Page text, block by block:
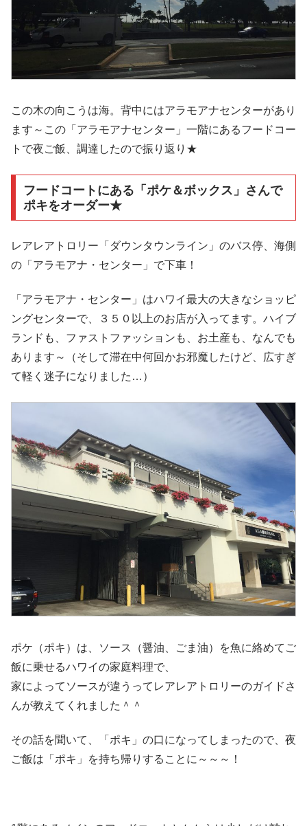
この木の向こうは海。背中にはアラモアナセンターがあり
ます～この「アラモアナセンター」一階にあるフードコー
トで夜ご飯、調達したので振り返り★
フードコートにある「ポケ＆ボックス」さんで
ポキをオーダー★
レアレアトロリー「ダウンタウンライン」のバス停、海側
の「アラモアナ・センター」で下車！
「アラモアナ・センター」はハワイ最大の大きなショッピ
ングセンターで、３５０以上のお店が入ってます。ハイブ
ランドも、ファストファッションも、お土産も、なんでも
あります～（そして滞在中何回かお邪魔したけど、広すぎ
て軽く迷子になりました…）
ポケ（ポキ）は、ソース（醤油、ごま油）を魚に絡めてご
飯に乗せるハワイの家庭料理で、
家によってソースが違うってレアレアトロリーのガイドさ
んが教えてくれました＾＾
その話を聞いて、「ポキ」の口になってしまったので、夜
ご飯は「ポキ」を持ち帰りすることに～～～！